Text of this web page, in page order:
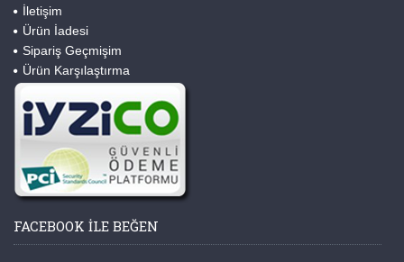
İletişim
Ürün İadesi
Sipariş Geçmişim
Ürün Karşılaştırma
FACEBOOK ILE BEĞEN